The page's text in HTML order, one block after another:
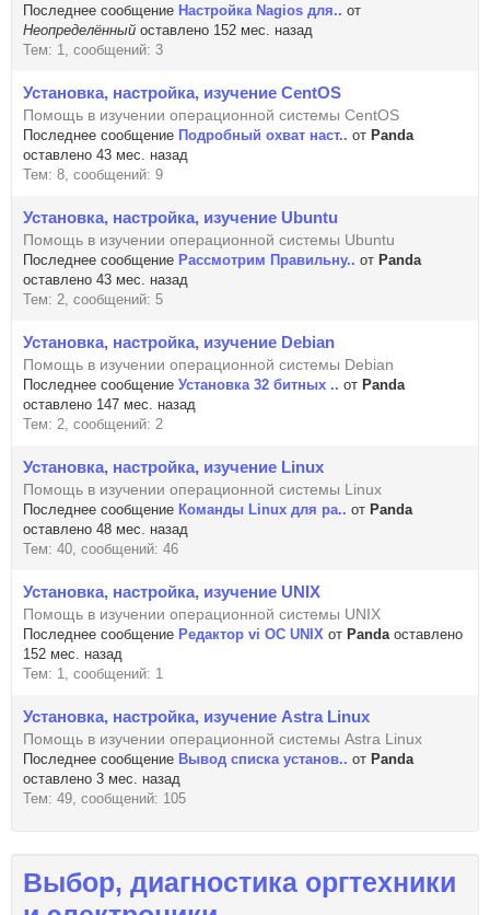
Последнее сообщение Настройка Nagios для.. от
Неопределённый оставлено 152 мес. назад
Тем: 1, сообщений: 3
Установка, настройка, изучение CentOS
Помощь в изучении операционной системы CentOS
Последнее сообщение Подробный охват наст.. от Panda
оставлено 43 мес. назад
Тем: 8, сообщений: 9
Установка, настройка, изучение Ubuntu
Помощь в изучении операционной системы Ubuntu
Последнее сообщение Рассмoтрим Правильну.. от Panda
оставлено 43 мес. назад
Тем: 2, сообщений: 5
Установка, настройка, изучение Debian
Помощь в изучении операционной системы Debian
Последнее сообщение Установка 32 битных .. от Panda
оставлено 147 мес. назад
Тем: 2, сообщений: 2
Установка, настройка, изучение Linux
Помощь в изучении операционной системы Linux
Последнее сообщение Команды Linux для ра.. от Panda
оставлено 48 мес. назад
Тем: 40, сообщений: 46
Установка, настройка, изучение UNIX
Помощь в изучении операционной системы UNIX
Последнее сообщение Редактор vi OC UNIX от Pandaоставлено
152 мес. назад
Тем: 1, сообщений: 1
Установка, настройка, изучение Astra Linux
Помощь в изучении операционной системы Astra Linux
Последнее сообщение Вывод списка установ.. от Panda
оставлено 3 мес. назад
Тем: 49, сообщений: 105
Выбор, диагностика оргтехники